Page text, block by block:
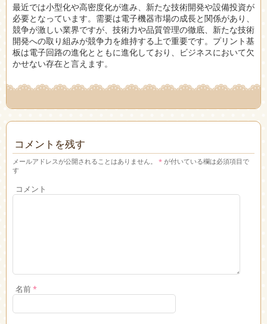
最近では小型化や高密度化が進み、新たな技術開発や設備投資が
必要となっています。需要は電子機器市場の成長と関係があり、
競争が激しい業界ですが、技術力や品質管理の徹底、新たな技術
開発への取り組みが競争力を維持する上で重要です。プリント基
板は電子回路の進化とともに進化しており、ビジネスにおいて欠
かせない存在と言えます。
コメントを残す
メールアドレスが公開されることはありません。 * が付いている欄は必須項目で
す
コメント
名前*